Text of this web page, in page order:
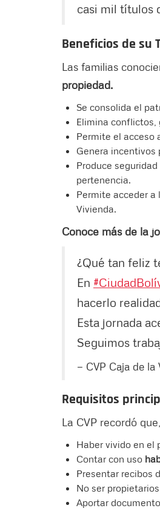
casi mil títulos
Beneficios de su
Las familias
propiedad.
Se consolida el
Elimina conflictos,
Permite el acceso
Genera incentivos
Produce
pertenencia.
Permite acceder
Vivienda.
Conoce más de la
¿Qué tan feliz
En
hacerlo
Esta jornada
Seguimos
— CVP Caja de
Requisitos
La CVP recordó
Haber vivido en el
Contar con uso
Presentar recibos
No ser
Aportar